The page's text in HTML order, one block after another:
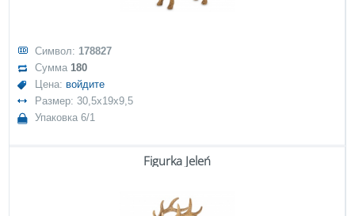
Символ: 178827
Сумма180
Цена: войдите
Размер: 30,5x19x9,5
Упаковка 6/1
Figurka Jeleń